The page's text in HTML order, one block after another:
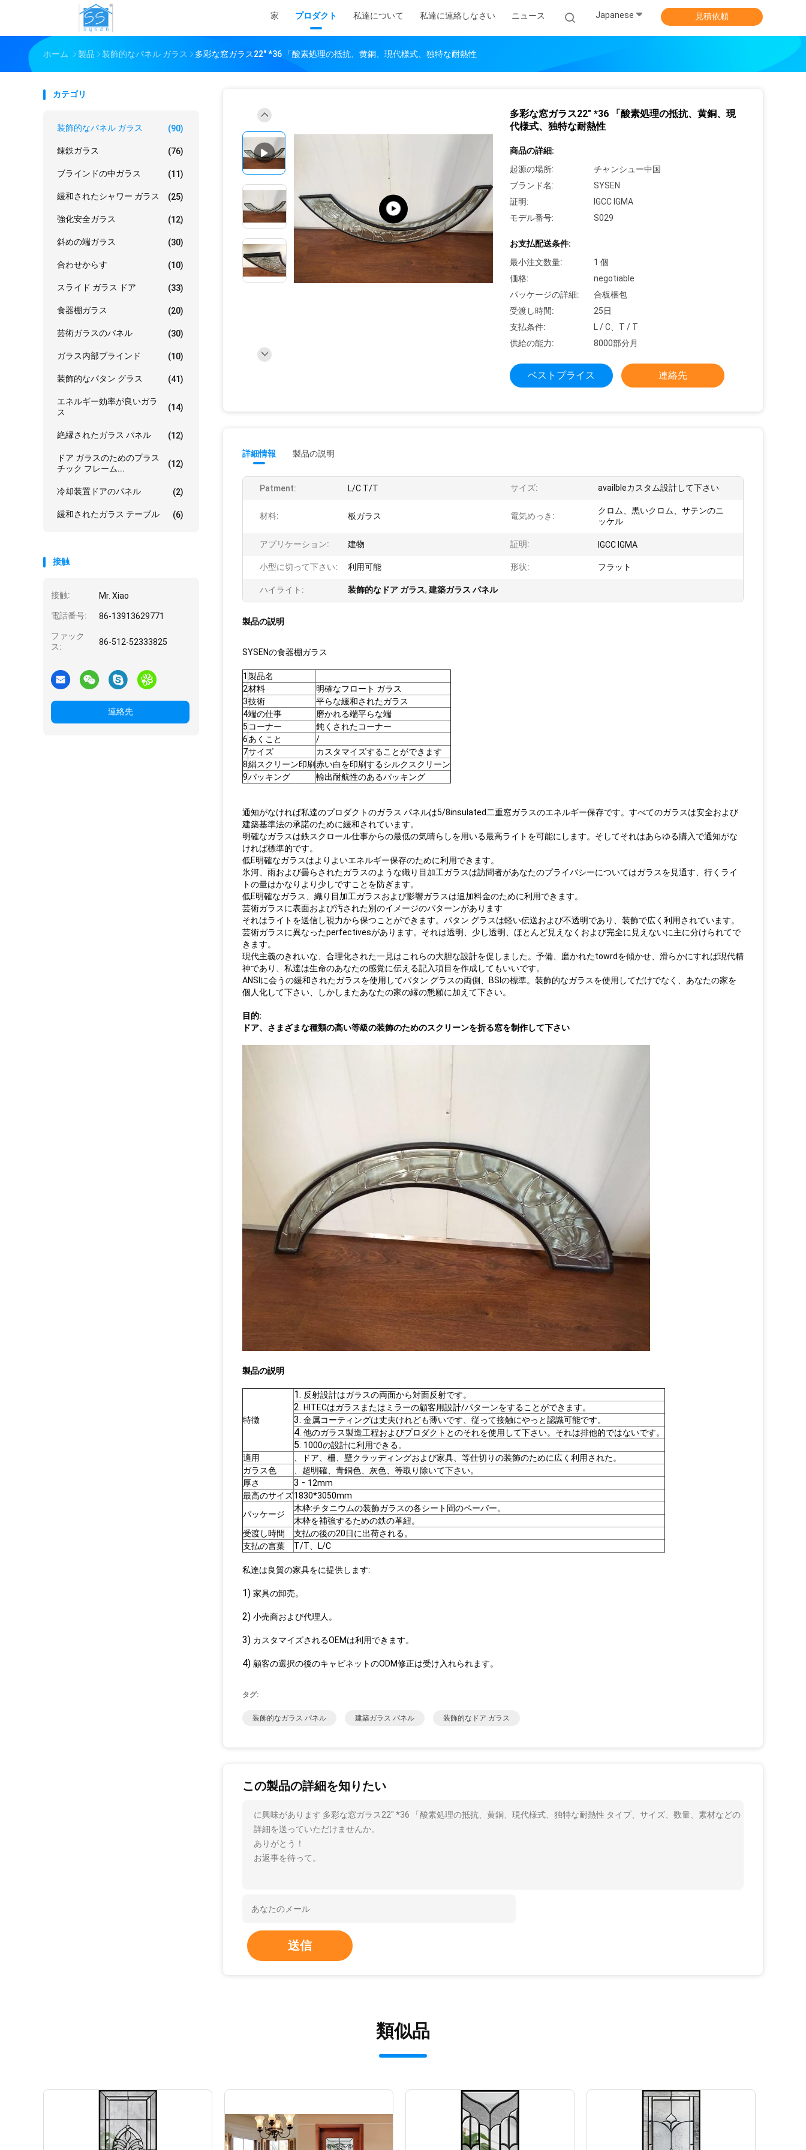
家 プロダクト 私達について 私達に連絡しなさい ニュース Japanese 見積依頼
ホーム 製品 装飾的なパネル ガラス 多彩な窓ガラス22" *36 「酸素処理の抵抗、黄銅、現代様式、独特な耐熱性
カテゴリ
装飾的なパネル ガラス (90)
錬鉄ガラス (76)
ブラインドの中ガラス (11)
緩和されたシャワー ガラス (25)
強化安全ガラス (12)
斜めの端ガラス (30)
合わせからす (10)
スライド ガラス ドア (33)
食器棚ガラス (20)
芸術ガラスのパネル (30)
ガラス内部ブラインド (10)
装飾的なパタン グラス (41)
エネルギー効率が良いガラ
ス
(14)
絶縁されたガラス パネル (12)
ドア ガラスのためのプラス
チック フレーム...
(12)
冷却装置ドアのパネル (2)
緩和されたガラス テーブル (6)
接触
接触: Mr. Xiao
電話番号: 86-13913629771
ファック
ス:
86-512-52333825
連絡先
多彩な窓ガラス22" *36 「酸素処理の抵抗、黄銅、現
代様式、独特な耐熱性
商品の詳細:
起源の場所:
チャンシュー中国
ブランド名:
SYSEN
証明:
IGCC IGMA
モデル番号:
S029
お支払配送条件:
最小注文数量:
1 個
価格:
negotiable
パッケージの詳細:
合板梱包
受渡し時間:
25日
支払条件:
L / C、T / T
供給の能力:
8000部分月
ベストプライス 連絡先
詳細情報 製品の説明
Patment: L/C T/T サイズ: availbleカスタム設計して下さい
材料: 板ガラス 電気めっき:
クロム、黒いクロム、サテンのニ
ッケル
アプリケーション: 建物 証明: IGCC IGMA
小型に切って下さい: 利用可能 形状: フラット
ハイライト: 装飾的なドア ガラス, 建築ガラス パネル
製品の説明
SYSENの食器棚ガラス
1 製品名
2材料
明確なフロート ガラス
3技術
平らな緩和されたガラス
4端の仕事
磨かれる端平らな端
5 コーナー
鈍くされたコーナー
6あくこと
/
7サイズ
カスタマイズすることができます
8絹スクリーン印刷 赤い白を印刷するシルクスクリーン
9パッキング 輸出耐航性のあるパッキング
通知がなければ私達のプロダクトのガラス パネルは5/8insulated二重窓ガラスのエネルギー保存です。すべてのガラスは安全および
建築基準法の承諾のために緩和されています。
明確なガラスは鉄スクロール仕事からの最低の気晴らしを用いる最高ライトを可能にします。そしてそれはあらゆる購入で通知がな
ければ標準的です。
低E明確なガラスはよりよいエネルギー保存のために利用できます。
氷河、雨および曇らされたガラスのような織り目加工ガラスは訪問者があなたのプライバシーについてはガラスを見通す、行くライ
トの量はかなりより少しですことを防ぎます。
低E明確なガラス、織り目加工ガラスおよび影響ガラスは追加料金のために利用できます。
芸術ガラスに表面および汚された別のイメージのパターンがあります
それはライトを送信し視力から保つことができます。パタン グラスは軽い伝送および不透明であり、装飾で広く利用されています。
芸術ガラスに異なったperfectivesがあります。それは透明、少し透明、ほとんど見えなくおよび完全に見えないに主に分けられてで
きます。
現代主義のきれいな、合理化された一見はこれらの大胆な設計を促しました。予備、磨かれたtowrdを傾かせ、滑らかにすれば現代精
神であり、私達は生命のあなたの感覚に伝える記入項目を作成してもいいです。
ANSIに会うの緩和されたガラスを使用してパタン グラスの両側、BSIの標準。装飾的なガラスを使用してだけでなく、あなたの家を
個人化して下さい、しかしまたあなたの家の縁の懇願に加えて下さい。
目的:
ドア、さまざまな種類の高い等級の装飾のためのスクリーンを折る窓を制作して下さい
製品の説明
特徴
1. 反射設計はガラスの両面から対面反射です。
2. HITECはガラスまたはミラーの顧客用設計/パターンをすることができます。
3. 金属コーティングは丈夫けれども薄いです、従って接触にやっと認識可能です。
4. 他のガラス製造工程およびプロダクトとのそれを使用して下さい。それは排他的ではないです。
5. 1000の設計に利用できる。
適用
、ドア、柵、壁クラッディングおよび家具、等仕切りの装飾のために広く利用された。
ガラス色
、超明確、青銅色、灰色、等取り除いて下さい。
厚さ
3 - 12mm
最高のサイズ1830*3050mm
パッケージ
木枠:チタニウムの装飾ガラスの各シート間のペーパー。
木枠を補強するための鉄の革紐。
受渡し時間
支払の後の20日に出荷される。
支払の言葉
T/T、L/C
私達は良質の家具をに提供します:
1) 家具の卸売。
2) 小売商および代理人。
3) カスタマイズされるOEMは利用できます。
4) 顧客の選択の後のキャビネットのODM修正は受け入れられます。
タグ:
装飾的なガラス パネル 建築ガラス パネル 装飾的なドア ガラス
この製品の詳細を知りたい
に興味があります 多彩な窓ガラス22" *36 「酸素処理の抵抗、黄銅、現代様式、独特な耐熱性 タイプ、サイズ、数量、素材などの
詳細を送っていただけませんか。
ありがとう！
お返事を待って。
送信
類似品